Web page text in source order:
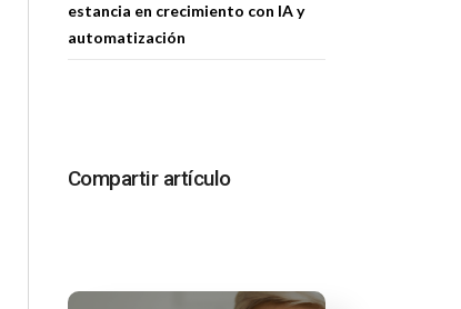
estancia en crecimiento con IA y
automatización
Compartir artículo